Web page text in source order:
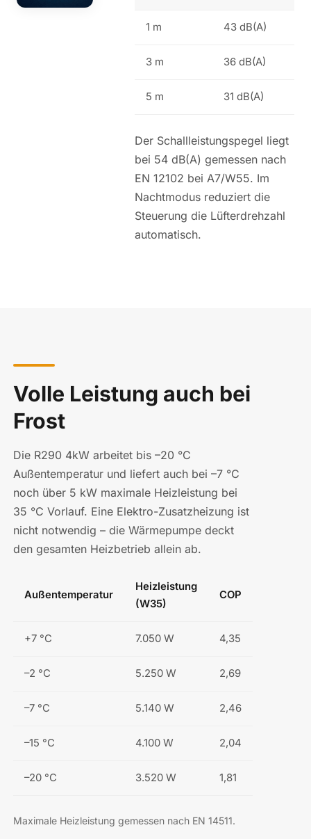
1 m 43 dB(A)
3 m 36 dB(A)
5 m 31 dB(A)
Der Schallleistungspegel liegt
bei 54 dB(A) gemessen nach
EN 12102 bei A7/W55. Im
Nachtmodus reduziert die
Steuerung die Lüfterdrehzahl
automatisch.
Volle Leistung auch bei
Frost
Die R290 4kW arbeitet bis –20 °C
Außentemperatur und liefert auch bei –7 °C
noch über 5 kW maximale Heizleistung bei
35 °C Vorlauf. Eine Elektro-Zusatzheizung ist
nicht notwendig – die Wärmepumpe deckt
den gesamten Heizbetrieb allein ab.
Außentemperatur
Heizleistung
(W35)
COP
+7 °C 7.050 W 4,35
–2 °C 5.250 W 2,69
–7 °C 5.140 W 2,46
–15 °C 4.100 W 2,04
–20 °C 3.520 W 1,81
Maximale Heizleistung gemessen nach EN 14511.